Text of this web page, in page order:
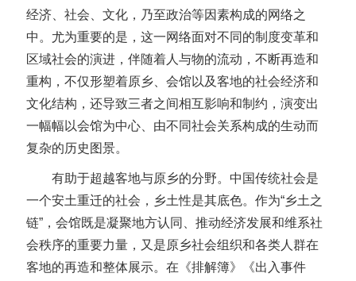
经济、社会、文化，乃至政治等因素构成的网络之
中。尤为重要的是，这一网络面对不同的制度变革和
区域社会的演进，伴随着人与物的流动，不断再造和
重构，不仅形塑着原乡、会馆以及客地的社会经济和
文化结构，还导致三者之间相互影响和制约，演变出
一幅幅以会馆为中心、由不同社会关系构成的生动而
复杂的历史图景。
有助于超越客地与原乡的分野。中国传统社会是
一个安土重迁的社会，乡土性是其底色。作为“乡土之
链”，会馆既是凝聚地方认同、推动经济发展和维系社
会秩序的重要力量，又是原乡社会组织和各类人群在
客地的再造和整体展示。在《排解簿》《出入事件